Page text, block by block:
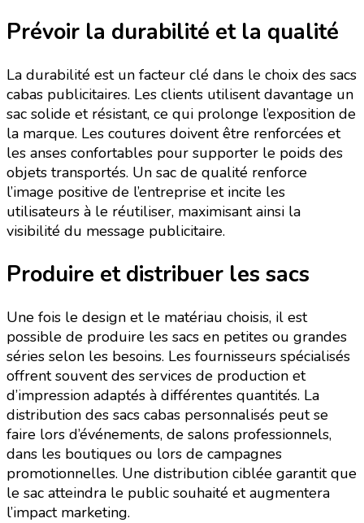
Prévoir la durabilité et la qualité
La durabilité est un facteur clé dans le choix des sacs
cabas publicitaires. Les clients utilisent davantage un
sac solide et résistant, ce qui prolonge l’exposition de
la marque. Les coutures doivent être renforcées et
les anses confortables pour supporter le poids des
objets transportés. Un sac de qualité renforce
l’image positive de l’entreprise et incite les
utilisateurs à le réutiliser, maximisant ainsi la
visibilité du message publicitaire.
Produire et distribuer les sacs
Une fois le design et le matériau choisis, il est
possible de produire les sacs en petites ou grandes
séries selon les besoins. Les fournisseurs spécialisés
offrent souvent des services de production et
d’impression adaptés à différentes quantités. La
distribution des sacs cabas personnalisés peut se
faire lors d’événements, de salons professionnels,
dans les boutiques ou lors de campagnes
promotionnelles. Une distribution ciblée garantit que
le sac atteindra le public souhaité et augmentera
l’impact marketing.